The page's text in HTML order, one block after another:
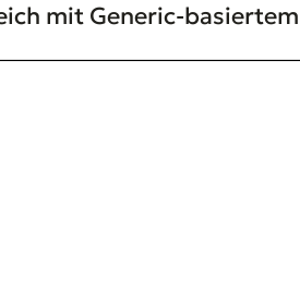
mit Generic-